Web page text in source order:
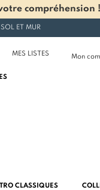
compréhension !
ET MUR
MES LISTES Mon
CLASSIQUES